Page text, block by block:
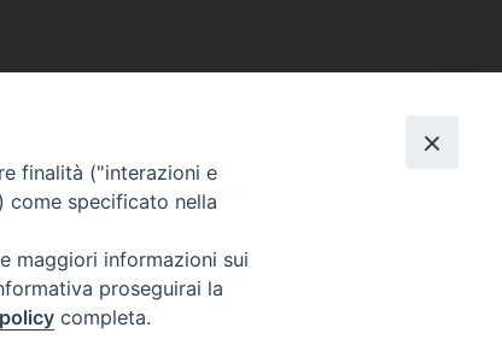
finalità ("interazioni e
come specificato nella
maggiori informazioni sui
proseguirai la
completa.